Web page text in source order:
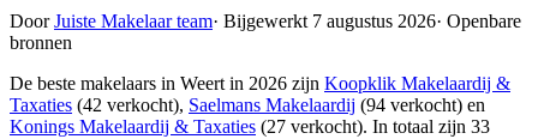
DoorJuiste Makelaar team· Bijgewerkt 7 augustus 2026· Openbare
bronnen
De beste makelaars in Weert in 2026 zijn Koopklik Makelaardij &
Taxaties (42 verkocht), Saelmans Makelaardij (94 verkocht) en
Konings Makelaardij & Taxaties (27 verkocht). In totaal zijn 33